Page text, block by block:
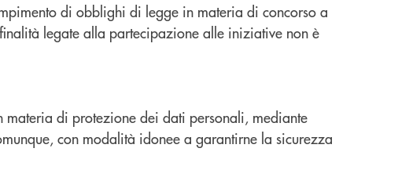
di obblighi di legge in materia di concorso a
legate alla partecipazione alle iniziative non è
di protezione dei dati personali, mediante
con modalità idonee a garantirne la sicurezza